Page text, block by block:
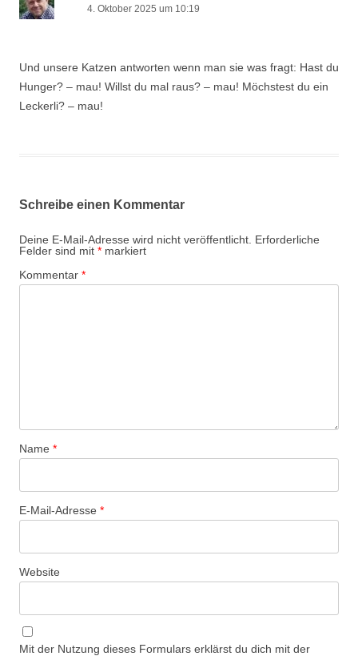
4. Oktober 2025 um 10:19
Und unsere Katzen antworten wenn man sie was fragt: Hast du
Hunger? – mau! Willst du mal raus? – mau! Möchstest du ein
Leckerli? – mau!
Schreibe einen Kommentar
Deine E-Mail-Adresse wird nicht veröffentlicht. Erforderliche
Felder sind mit * markiert
Kommentar *
Name *
E-Mail-Adresse *
Website
Mit der Nutzung dieses Formulars erklärst du dich mit der